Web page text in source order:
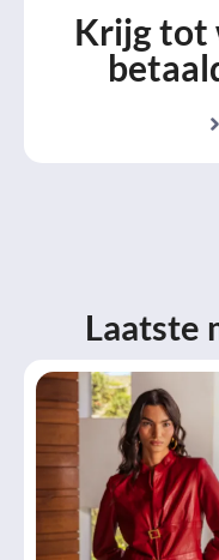
Krijg tot
Laatste